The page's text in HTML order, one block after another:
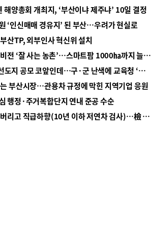
양총회 개최지, ‘부산이냐 제주냐’ 10일 결정
‘인신매매 경유지’ 된 부산…우려가 현실로
산TP, 외부인사 혁신위 설치
■ 경남 농정 비전 ‘잘 사는 농촌’…스마트팜 1000㏊까지 늘린다
■ 교육혁신선도지 공모 코앞인데…구·군 난색에 교육청 ‘쩔쩔’
부산시장…관용차 규정에 막힌 지역기업 응원
행정·주거복합단지 연내 준공 수순
■ 검사 신분 버리고 직급하향(10년 이하 저연차 검사)…檢 중수청행 기피